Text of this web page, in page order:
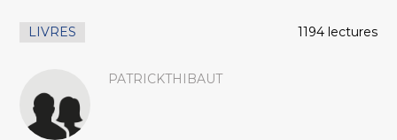
LIVRES 1194 lectures
PATRICKTHIBAUT